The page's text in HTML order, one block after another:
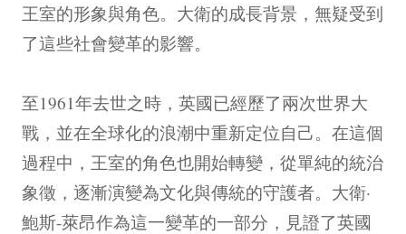
王室的形象與角色。大衛的成長背景，無疑受到
了這些社會變革的影響。
至1961年去世之時，英國已經歷了兩次世界大
戰，並在全球化的浪潮中重新定位自己。在這個
過程中，王室的角色也開始轉變，從單純的統治
象徵，逐漸演變為文化與傳統的守護者。大衛·
鮑斯-萊昂作為這一變革的一部分，見證了英國